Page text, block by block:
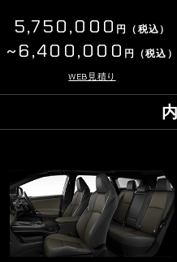
5,750,000 円（税込）
~6,400,000 円（税込）
WEB見積り